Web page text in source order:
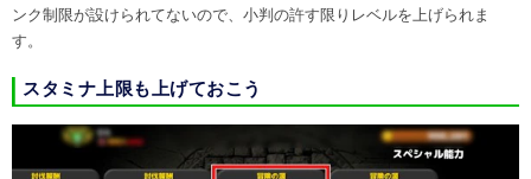
ンク制限が設けられてないので、小判の許す限りレベルを上げられま
す。
スタミナ上限も上げておこう